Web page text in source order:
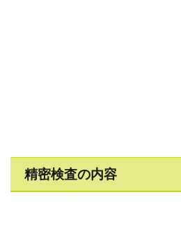
精密検査の内容